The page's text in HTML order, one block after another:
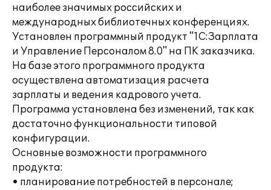
наиболее значимых российских и
международных библиотечных конференциях.
Установлен программный продукт "1С:Зарплата
и Управление Персоналом 8.0" на ПК заказчика.
На базе этого программного продукта
осуществлена автоматизация расчета
зарплаты и ведения кадрового учета.
Программа установлена без изменений, так как
достаточно функциональности типовой
конфигурации.
Основные возможности программного
продукта:
• планирование потребностей в персонале;